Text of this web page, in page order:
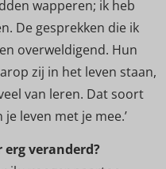
wapperen; ik heb
De gesprekken die ik
overweldigend. Hun
zij in het leven staan,
van leren. Dat soort
leven met je mee.’
veranderd?